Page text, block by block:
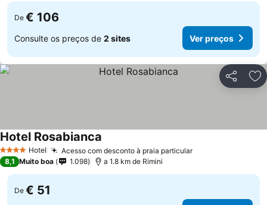
De € 106
Consulte os preços de 2 sites Ver preços
Partilhar
4 EstrelasHotel Acesso com desconto à praia particular
Hotel Rosabianca
8,1 Muito boa 1.098 a 1.8 km de Rimini
De € 51